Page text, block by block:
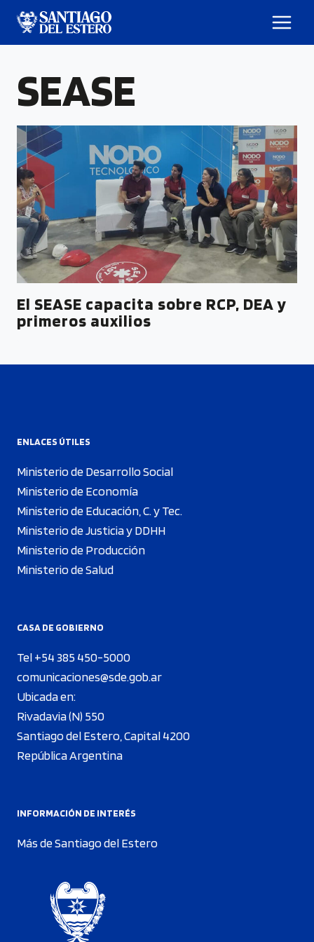
SEASE
El SEASE capacita sobre RCP, DEA y
primeros auxilios
ENLACES ÚTILES
Ministerio de Desarrollo Social
Ministerio de Economía
Ministerio de Educación, C. y Tec.
Ministerio de Justicia y DDHH
Ministerio de Producción
Ministerio de Salud
CASA DE GOBIERNO
Tel +54 385 450-5000
comunicaciones@sde.gob.ar
Ubicada en:
Rivadavia (N) 550
Santiago del Estero, Capital 4200
República Argentina
INFORMACIÓN DE INTERÉS
Más de Santiago del Estero